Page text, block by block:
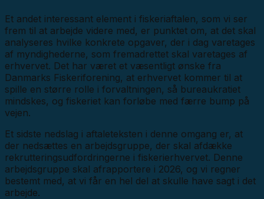
Et andet interessant element i fiskeriaftalen, som vi ser
frem til at arbejde videre med, er punktet om, at det skal
analyseres hvilke konkrete opgaver, der i dag varetages
af myndighederne, som fremadrettet skal varetages af
erhvervet. Det har været et væsentligt ønske fra
Danmarks Fiskeriforening, at erhvervet kommer til at
spille en større rolle i forvaltningen, så bureaukratiet
mindskes, og fiskeriet kan forløbe med færre bump på
vejen.
Et sidste nedslag i aftaleteksten i denne omgang er, at
der nedsættes en arbejdsgruppe, der skal afdække
rekrutteringsudfordringerne i fiskerierhvervet. Denne
arbejdsgruppe skal afrapportere i 2026, og vi regner
bestemt med, at vi får en hel del at skulle have sagt i det
arbejde.